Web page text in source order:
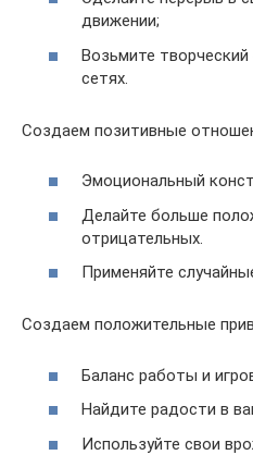
движении;
Возьмите
сетях.
Создаем позитивные
Эмоциональный
Делайте больше
отрицательных.
Применяйте
Создаем положительные
Баланс работы и
Найдите радости в
Используйте свои